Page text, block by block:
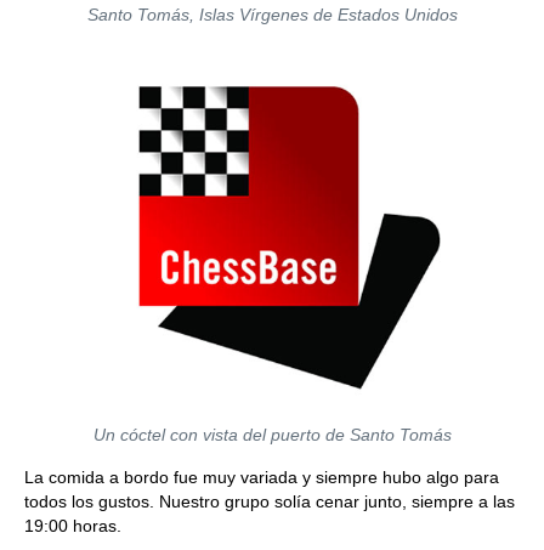
Santo Tomás, Islas Vírgenes de Estados Unidos
Un cóctel con vista del puerto de Santo Tomás
La comida a bordo fue muy variada y siempre hubo algo para
todos los gustos. Nuestro grupo solía cenar junto, siempre a las
19:00 horas.